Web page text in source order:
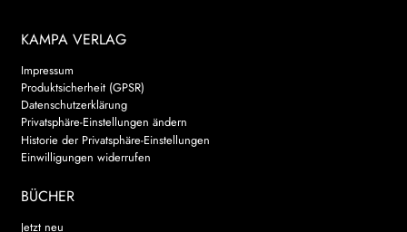
KAMPA VERLAG
Impressum
Produktsicherheit (GPSR)
Datenschutzerklärung
Privatsphäre-Einstellungen ändern
Historie der Privatsphäre-Einstellungen
Einwilligungen widerrufen
BÜCHER
Jetzt neu